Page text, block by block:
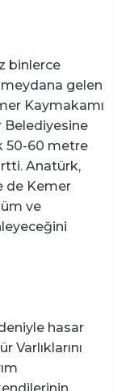
binlerce
gelen
Kaymakamı
Belediyesine
50-60 metre
Anatürk,
de Kemer
ve
hasar